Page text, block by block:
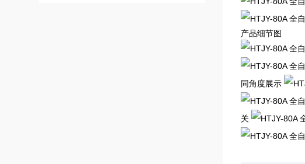
产品细节图
同角度展示
关